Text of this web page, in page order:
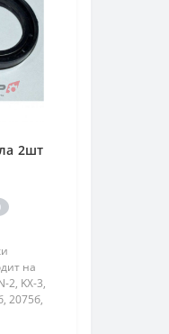
2шт
на
2, KX-3,
2075б,